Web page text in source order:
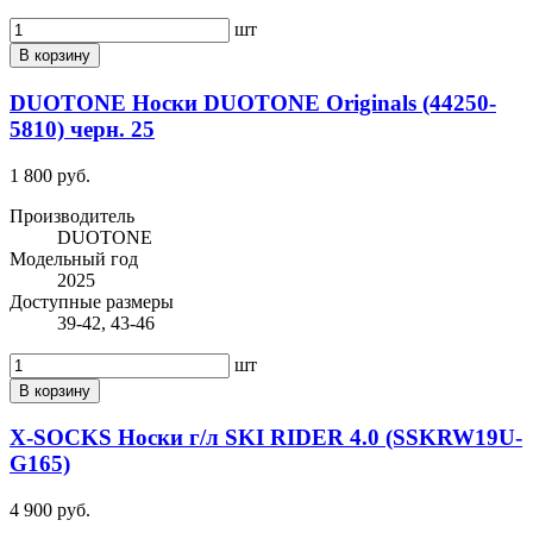
шт
В корзину
DUOTONE Носки DUOTONE Originals (44250-
5810) черн. 25
1 800 руб.
Производитель
DUOTONE
Модельный год
2025
Доступные размеры
39-42, 43-46
шт
В корзину
X-SOCKS Носки г/л SKI RIDER 4.0 (SSKRW19U-
G165)
4 900 руб.